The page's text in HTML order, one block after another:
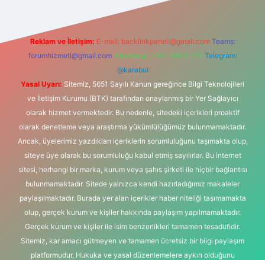
Reklam ve İletişim: E-mail: backlinkpaneli@gmail.com Teams:
forumhizmeti@gmail.com Whatsapp: 0262 606 0 726 Telegram:
@karabul
Yasal Uyarı: Sitemiz, 5651 Sayılı Kanun gereğince Bilgi Teknolojileri
ve İletişim Kurumu (BTK) tarafından onaylanmış bir Yer Sağlayıcı
olarak hizmet vermektedir. Bu nedenle, sitedeki içerikleri proaktif
olarak denetleme veya araştırma yükümlülüğümüz bulunmamaktadır.
Ancak, üyelerimiz yazdıkları içeriklerin sorumluluğunu taşımakta olup,
siteye üye olarak bu sorumluluğu kabul etmiş sayılırlar. Bu internet
sitesi, herhangi bir marka, kurum veya şahıs şirketi ile hiçbir bağlantısı
bulunmamaktadır. Sitede yalnızca kendi hazırladığımız makaleler
paylaşılmaktadır. Burada yer alan içerikler haber niteliği taşımamakta
olup, gerçek kurum ve kişiler hakkında paylaşım yapılmamaktadır.
Gerçek kurum ve kişiler ile isim benzerlikleri tamamen tesadüfidir.
Sitemiz, kar amacı gütmeyen ve tamamen ücretsiz bir bilgi paylaşım
platformudur. Hukuka ve yasal düzenlemelere aykırı olduğunu